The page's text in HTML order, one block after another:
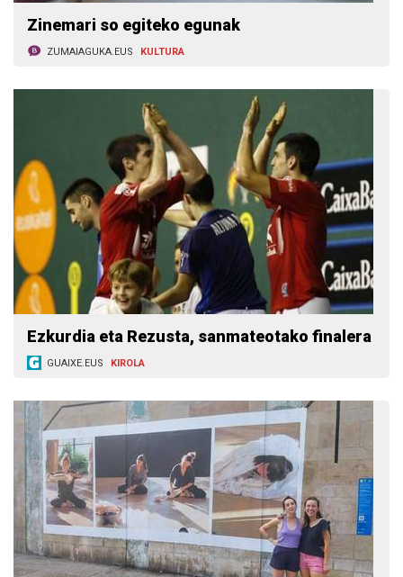
Zinemari so egiteko egunak
ZUMAIAGUKA.EUS KULTURA
Ezkurdia eta Rezusta, sanmateotako finalera
GUAIXE.EUS KIROLA